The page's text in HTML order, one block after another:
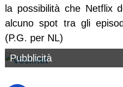
la possibilità che Netflix
alcuno spot tra gli
(P.G. per NL)
Pubblicità